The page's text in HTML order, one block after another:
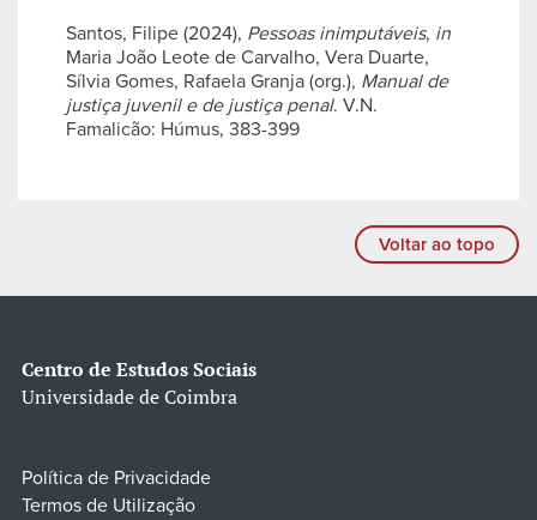
Santos, Filipe (2024), Pessoas inimputáveis, in
Maria João Leote de Carvalho, Vera Duarte,
Sílvia Gomes, Rafaela Granja (org.), Manual de
justiça juvenil e de justiça penal. V.N.
Famalicão: Húmus, 383-399
Voltar ao topo
Centro de Estudos Sociais
Universidade de Coimbra
Política de Privacidade
Termos de Utilização